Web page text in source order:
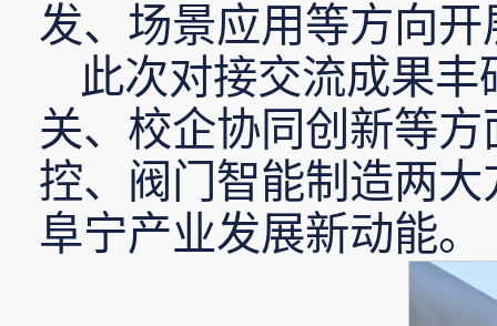
发、场景应用等方向
此次对接交流成果
关、校企协同创新等
控、阀门智能制造两
阜宁产业发展新动能。